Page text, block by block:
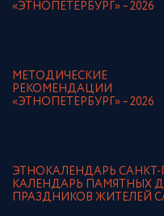
«ЭТНОПЕТЕРБУРГ» – 2026
МЕТОДИЧЕСКИЕ
РЕКОМЕНДАЦИИ
«ЭТНОПЕТЕРБУРГ» – 2026
ЭТНОКАЛЕНДАРЬ САНКТ-
КАЛЕНДАРЬ ПАМЯТНЫХ
ПРАЗДНИКОВ ЖИТЕЛЕЙ